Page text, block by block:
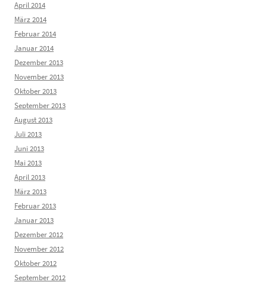
April 2014
März 2014
Februar 2014
Januar 2014
Dezember 2013
November 2013
Oktober 2013
September 2013
August 2013
Juli 2013
Juni 2013
Mai 2013
April 2013
März 2013
Februar 2013
Januar 2013
Dezember 2012
November 2012
Oktober 2012
September 2012